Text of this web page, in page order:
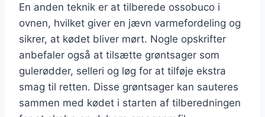
En anden teknik er at tilberede ossobuco i
ovnen, hvilket giver en jævn varmefordeling og
sikrer, at kødet bliver mørt. Nogle opskrifter
anbefaler også at tilsætte grøntsager som
gulerødder, selleri og løg for at tilføje ekstra
smag til retten. Disse grøntsager kan sauteres
sammen med kødet i starten af tilberedningen